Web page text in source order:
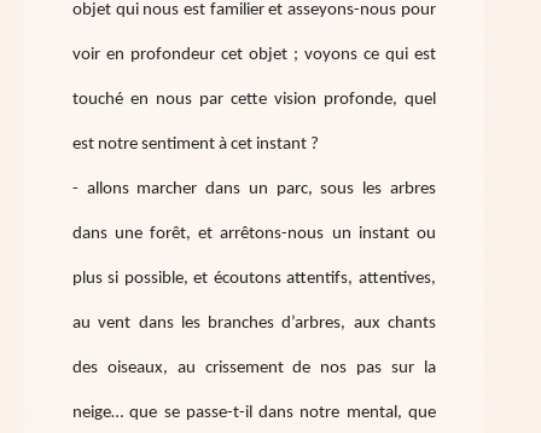
objet qui nous est familier et asseyons-nous pour
voir en profondeur cet objet ; voyons ce qui est
touché en nous par cette vision profonde, quel
est notre sentiment à cet instant ?
- allons marcher dans un parc, sous les arbres
dans une forêt, et arrêtons-nous un instant ou
plus si possible, et écoutons attentifs, attentives,
au vent dans les branches d’arbres, aux chants
des oiseaux, au crissement de nos pas sur la
neige… que se passe-t-il dans notre mental, que